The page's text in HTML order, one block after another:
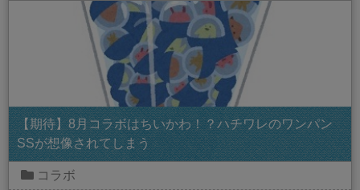
【期待】8月コラボはちいかわ！？ハチワレのワンパン
SSが想像されてしまう
コラボ